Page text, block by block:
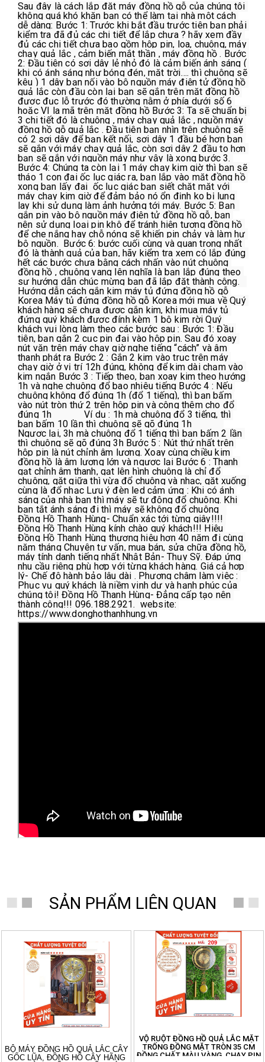
Sau đây là cách lắp đặt máy đồng hồ gỗ của chúng tôi
không quá khó khăn bạn có thể làm tại nhà một cách
dễ dàng: Bước 1: Trước khi bắt đầu trước tiên bạn phải
kiểm tra đã đủ các chi tiết để lắp chưa ? hãy xem đầy
đủ các chi tiết chưa bao gồm hộp pin, loa, chuông, máy
chạy quả lắc , cảm biến mắt thần , máy đồng hồ . Bước
2: Đầu tiên có sợi dây lẻ nhỏ đó là cảm biến ánh sáng (
khi có ánh sáng như bóng đén, mặt trời…. thì chuông sẽ
kêu ) 1 dây bạn nối vào bộ nguồn máy điện tử đồng hồ
quả lắc còn đầu còn lại bạn sẽ gắn trên mặt đồng hồ
được đục lỗ trước đó thường nằm ở phía dưới số 6
hoặc VI la mã trên mặt đồng hồ Bước 3: Ta sẽ chuẩn bị
3 chi tiết đó là chuông , máy chạy quả lắc , nguồn máy
đồng hồ gỗ quả lắc . Đầu tiên bạn nhìn trên chuông sẽ
có 2 sợi dây để bạn kết nối, sợi dây 1 đầu bé hơn bạn
sẽ gắn với máy chạy quả lắc, còn sợi dây 2 đầu to hơn
bạn sẽ gắn với nguồn máy như vậy là xong bước 3.
Bước 4: Chúng ta còn lại 1 máy chạy kim giờ thì bạn sẽ
tháo 1 con đai ốc lục giác ra, bạn lắp vào mặt đồng hồ
xong bạn lấy đai  ốc lục giác bạn siết chặt mặt với
máy chạy kim giờ để đảm bảo nó ổn định ko bị lung
lay khi sử dụng làm ảnh hưởng tới máy. Bước 5: Bạn
gắn pin vào bộ nguồn máy điện tử đồng hồ gỗ, bạn
nên sử dụng loại pin khô để tránh hiện tượng đồng hồ
để che nắng hay chỗ nóng sẽ khiến pin chảy và làm hư
bộ nguồn.  Bước 6: bước cuối cùng và quan trọng nhất
đó là thành quả của bạn, hãy kiểm tra xem có lắp đúng
hết các bước chưa bằng cách nhấn vào nút chuông
đồng hồ , chuông vang lên nghĩa là bạn lắp đúng theo
sự hướng dẫn chúc mừng bạn đã lắp đặt thành công.
Hướng dẫn cách gắn kim máy tủ đứng đồng hồ gỗ
Korea Máy tủ đứng đồng hồ gỗ Korea mới mua về Quý
khách hàng sẽ chưa được gắn kim, khi mua máy tủ
đứng quý khách được đính kèm 1 bộ kim rời Quý
khách vui lòng làm theo các bước sau : Bước 1: Đầu
tiên, bạn gắn 2 cục pin đại vào hộp pin. Sau đó xoay
nút vặn trên máy chạy giờ nghe tiếng “cách” và âm
thanh phát ra Bước 2 : Gắn 2 kim vào trục trên máy
chạy giờ ở vị trí 12h đúng, không để kim dài chạm vào
kim ngắn Bước 3 : Tiếp theo, bạn xoay kim theo hướng
1h và nghe chuông đổ bao nhiêu tiếng Bước 4 : Nếu
chuông không đổ đúng 1h (đổ 1 tiếng), thì bạn bấm
vào nút tròn thứ 2 trên hộp pin và công thêm cho đổ
đúng 1h             Ví dụ : 1h mà chuông đổ 3 tiếng, thì
bạn bấm 10 lần thì chuông sẽ gõ đúng 1h
Ngược lại, 3h mà chuông đổ 1 tiếng thì bạn bấm 2 lần
thì chuông sẽ gõ đúng 3h Bước 5 : Nút thứ nhất trên
hộp pin là nút chỉnh âm lượng. Xoay cùng chiều kim
đồng hồ là âm lượng lớn và ngược lại Bước 6 : Thanh
gạt chỉnh âm thanh, gạt lên hình chuông là chỉ đổ
chuông, gặt giữa thì vừa đổ chuông và nhạc, gặt xuống
cùng là đổ nhạc Lưu ý đèn led cảm ứng : Khi có ánh
sáng của nhà bạn thì máy sẽ tự động đổ chuông. Khi
bạn tắt ánh sáng đi thì máy sẽ không đổ chuông
Đồng Hồ Thanh Hùng- Chuẩn xác tới từng giây!!!!
Đồng Hồ Thanh Hùng kính chào quý khách!!! Hiệu
Đồng Hồ Thanh Hùng thương hiệu hơn 40 năm đi cùng
năm tháng Chuyên tư vấn, mua bán, sửa chữa đồng hồ,
máy tính danh tiếng nhất Nhật Bản- Thụy Sỹ. Đáp ứng
nhu cầu riêng phù hợp với từng khách hàng. Giá cả hợp
lý- Chế độ hành bảo lâu dài . Phương châm làm việc :
Phục vụ quý khách là niềm vinh dự và hạnh phúc của
chúng tôi! Đồng Hồ Thanh Hùng- Đẳng cấp tạo nên
thành công!!! 096.188.2921.  website:
https://www.donghothanhhung.vn
SẢN PHẨM LIÊN QUAN
- 50%
BỘ MÁY ĐỒNG HỒ QUẢ LẮC CÂY
GỐC LŨA, ĐỒNG HỒ CÂY HÃNG
VỘ RUỘT ĐỒNG HỒ QUẢ LẮC MẶT
TRỐNG ĐỒNG MẶT TRÒN 35 CM
ĐỒNG CHẤT MÀU VÀNG, CHẠY PIN